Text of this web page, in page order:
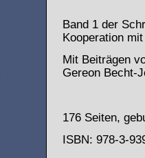
Band 1 der
Kooperation
Mit Beiträgen
Gereon Becht-
176 Seiten,
ISBN: 978-3-